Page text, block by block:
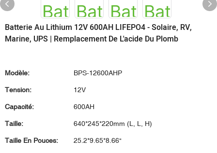
Batterie Au Lithium 12V 600AH LIFEPO4 - Solaire, RV,
Marine, UPS | Remplacement De L'acide Du Plomb
Modèle: BPS-12600AHP
Tension: 12V
Capacité: 600AH
Taille: 640*245*220mm (L, L, H)
Taille En Pouces: 25.2*9.65*8.66"